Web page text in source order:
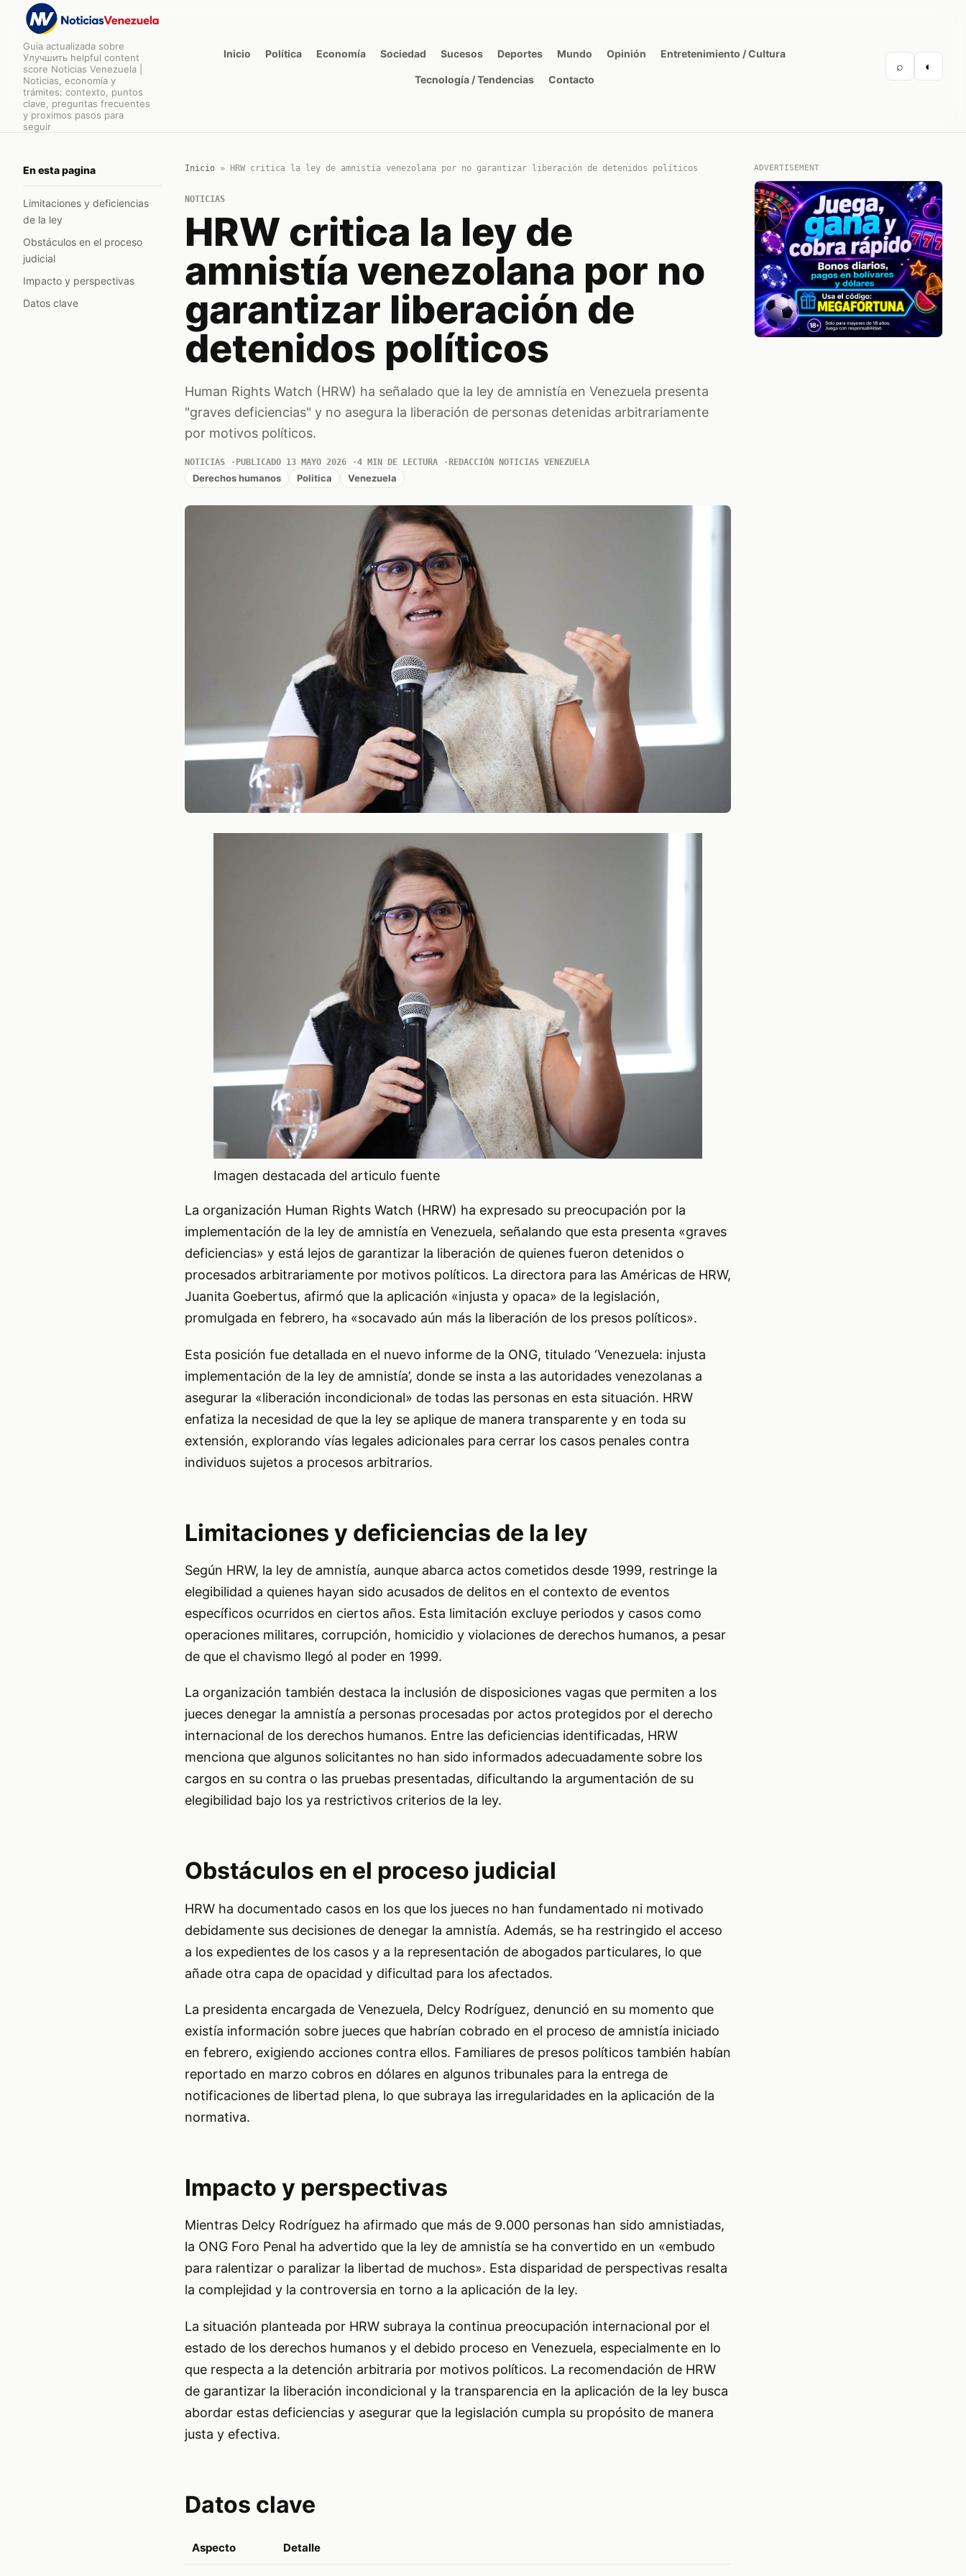
Guia actualizada sobre
Улучшить helpful content
score Noticias Venezuela |
Noticias, economía y
trámites: contexto, puntos
clave, preguntas frecuentes
y proximos pasos para
seguir
Inicio Política Economía Sociedad Sucesos Deportes Mundo Opinión Entretenimiento / Cultura
Tecnología / Tendencias Contacto
⌕ ◐
En esta pagina
Limitaciones y deficiencias
de la ley
Obstáculos en el proceso
judicial
Impacto y perspectivas
Datos clave
Inicio» HRW critica la ley de amnistía venezolana por no garantizar liberación de detenidos políticos
NOTICIAS
HRW critica la ley de
amnistía venezolana por no
garantizar liberación de
detenidos políticos
Human Rights Watch (HRW) ha señalado que la ley de amnistía en Venezuela presenta
"graves deficiencias" y no asegura la liberación de personas detenidas arbitrariamente
por motivos políticos.
NOTICIAS PUBLICADO 13 MAYO 2026 4 MIN DE LECTURA REDACCIÓN NOTICIAS VENEZUELA
Derechos humanos Politica Venezuela
Imagen destacada del articulo fuente
La organización Human Rights Watch (HRW) ha expresado su preocupación por la
implementación de la ley de amnistía en Venezuela, señalando que esta presenta «graves
deficiencias» y está lejos de garantizar la liberación de quienes fueron detenidos o
procesados arbitrariamente por motivos políticos. La directora para las Américas de HRW,
Juanita Goebertus, afirmó que la aplicación «injusta y opaca» de la legislación,
promulgada en febrero, ha «socavado aún más la liberación de los presos políticos».
Esta posición fue detallada en el nuevo informe de la ONG, titulado ‘Venezuela: injusta
implementación de la ley de amnistía’, donde se insta a las autoridades venezolanas a
asegurar la «liberación incondicional» de todas las personas en esta situación. HRW
enfatiza la necesidad de que la ley se aplique de manera transparente y en toda su
extensión, explorando vías legales adicionales para cerrar los casos penales contra
individuos sujetos a procesos arbitrarios.
Limitaciones y deficiencias de la ley
Según HRW, la ley de amnistía, aunque abarca actos cometidos desde 1999, restringe la
elegibilidad a quienes hayan sido acusados de delitos en el contexto de eventos
específicos ocurridos en ciertos años. Esta limitación excluye periodos y casos como
operaciones militares, corrupción, homicidio y violaciones de derechos humanos, a pesar
de que el chavismo llegó al poder en 1999.
La organización también destaca la inclusión de disposiciones vagas que permiten a los
jueces denegar la amnistía a personas procesadas por actos protegidos por el derecho
internacional de los derechos humanos. Entre las deficiencias identificadas, HRW
menciona que algunos solicitantes no han sido informados adecuadamente sobre los
cargos en su contra o las pruebas presentadas, dificultando la argumentación de su
elegibilidad bajo los ya restrictivos criterios de la ley.
Obstáculos en el proceso judicial
HRW ha documentado casos en los que los jueces no han fundamentado ni motivado
debidamente sus decisiones de denegar la amnistía. Además, se ha restringido el acceso
a los expedientes de los casos y a la representación de abogados particulares, lo que
añade otra capa de opacidad y dificultad para los afectados.
La presidenta encargada de Venezuela, Delcy Rodríguez, denunció en su momento que
existía información sobre jueces que habrían cobrado en el proceso de amnistía iniciado
en febrero, exigiendo acciones contra ellos. Familiares de presos políticos también habían
reportado en marzo cobros en dólares en algunos tribunales para la entrega de
notificaciones de libertad plena, lo que subraya las irregularidades en la aplicación de la
normativa.
Impacto y perspectivas
Mientras Delcy Rodríguez ha afirmado que más de 9.000 personas han sido amnistiadas,
la ONG Foro Penal ha advertido que la ley de amnistía se ha convertido en un «embudo
para ralentizar o paralizar la libertad de muchos». Esta disparidad de perspectivas resalta
la complejidad y la controversia en torno a la aplicación de la ley.
La situación planteada por HRW subraya la continua preocupación internacional por el
estado de los derechos humanos y el debido proceso en Venezuela, especialmente en lo
que respecta a la detención arbitraria por motivos políticos. La recomendación de HRW
de garantizar la liberación incondicional y la transparencia en la aplicación de la ley busca
abordar estas deficiencias y asegurar que la legislación cumpla su propósito de manera
justa y efectiva.
Datos clave
Aspecto Detalle
ADVERTISEMENT